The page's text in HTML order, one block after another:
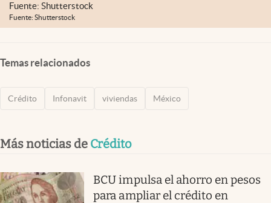
Fuente: Shutterstock
Fuente: Shutterstock
Temas relacionados
Crédito Infonavit viviendas México
Más noticias de Crédito
BCU impulsa el ahorro en pesos
para ampliar el crédito en